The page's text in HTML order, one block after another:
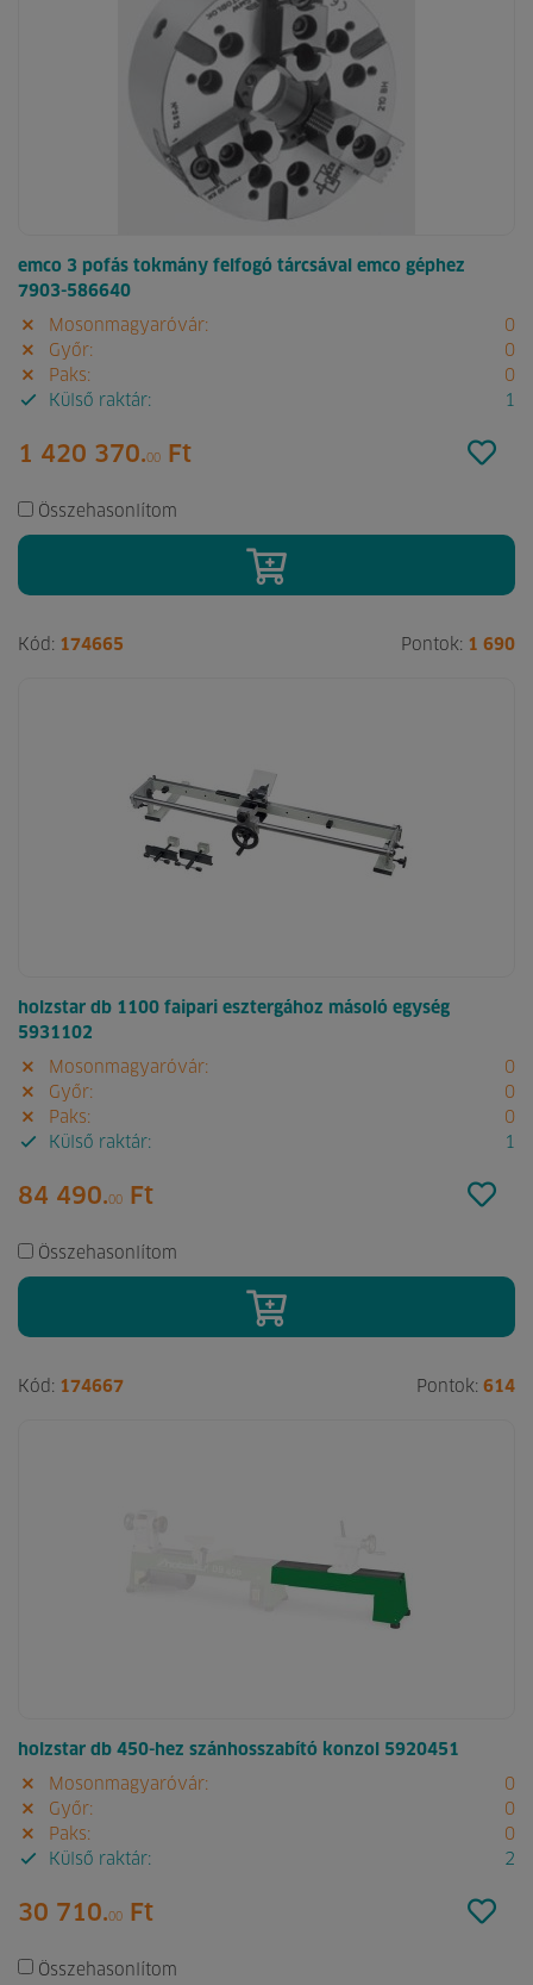
emco 3 pofás tokmány felfogó tárcsával emco géphez
7903-586640
Mosonmagyaróvár:
0
Győr:
0
Paks:
0
Külső raktár:
1
1 420 370.00 Ft
Összehasonlítom
Kód: 174665 Pontok: 1 690
holzstar db 1100 faipari esztergához másoló egység
5931102
Mosonmagyaróvár:
0
Győr:
0
Paks:
0
Külső raktár:
1
84 490.00 Ft
Összehasonlítom
Kód: 174667 Pontok: 614
holzstar db 450-hez szánhosszabító konzol 5920451
Mosonmagyaróvár:
0
Győr:
0
Paks:
0
Külső raktár:
2
30 710.00 Ft
Összehasonlítom